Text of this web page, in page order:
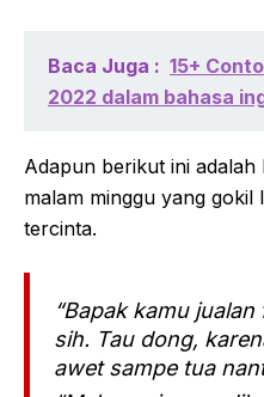
Baca Juga : 15+
2022 dalam bahasa
Adapun berikut ini
malam minggu yang
tercinta.
“Bapak kamu
sih. Tau dong,
awet sampe tua